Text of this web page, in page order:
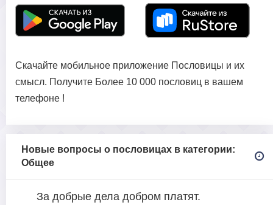
Скачайте мобильное приложение Пословицы и их
смысл. Получите Более 10 000 пословиц в вашем
телефоне !
Новые вопросы о пословицах в категории:
Общее
За добрые дела добром платят.